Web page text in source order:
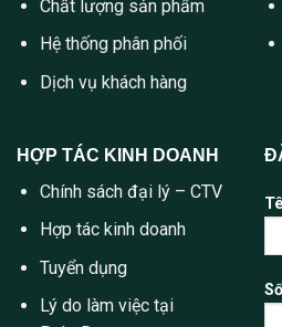
Chất lượng sản phẩm
Hệ thống phân phối
Dịch vụ khách hàng
HỢP TÁC KINH DOANH
Chính sách đại lý – CTV
Hợp tác kinh doanh
Tuyển dụng
Lý do làm việc tại